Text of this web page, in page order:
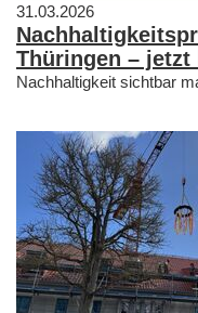
31.03.2026
Thüringen – jetzt
Nachhaltigkeit sichtbar